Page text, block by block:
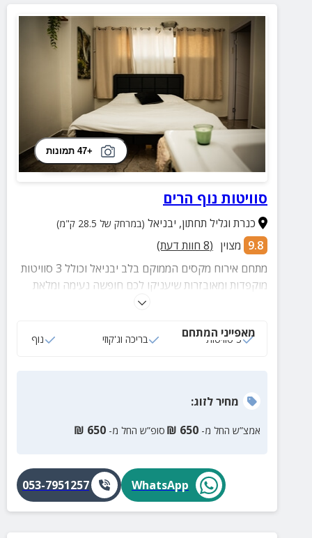
+47 תמונות
סוויטות נוף הרים
כנרת וגליל תחתון, יבניאל (במרחק של 28.5 ק"מ)
9.8 מצוין (
8 חוות דעת)
מתחם אירוח מקסים הממוקם בלב יבניאל וכולל 3 סוויטות
מוקפדות ומאובזרות שיעניקו לכם חופשה נעימה ומלאת
שלווה מול נופם המרהיב של הרי יבניאל והשדות הירוקים
מאפייני המתחם
3 סוויטות בריכה וג'קוזי נוף
מחירלזוג:
אמצ”ש החל מ- 650
₪ סופ”ש החל מ- 650
₪
WhatsApp
053-7951257